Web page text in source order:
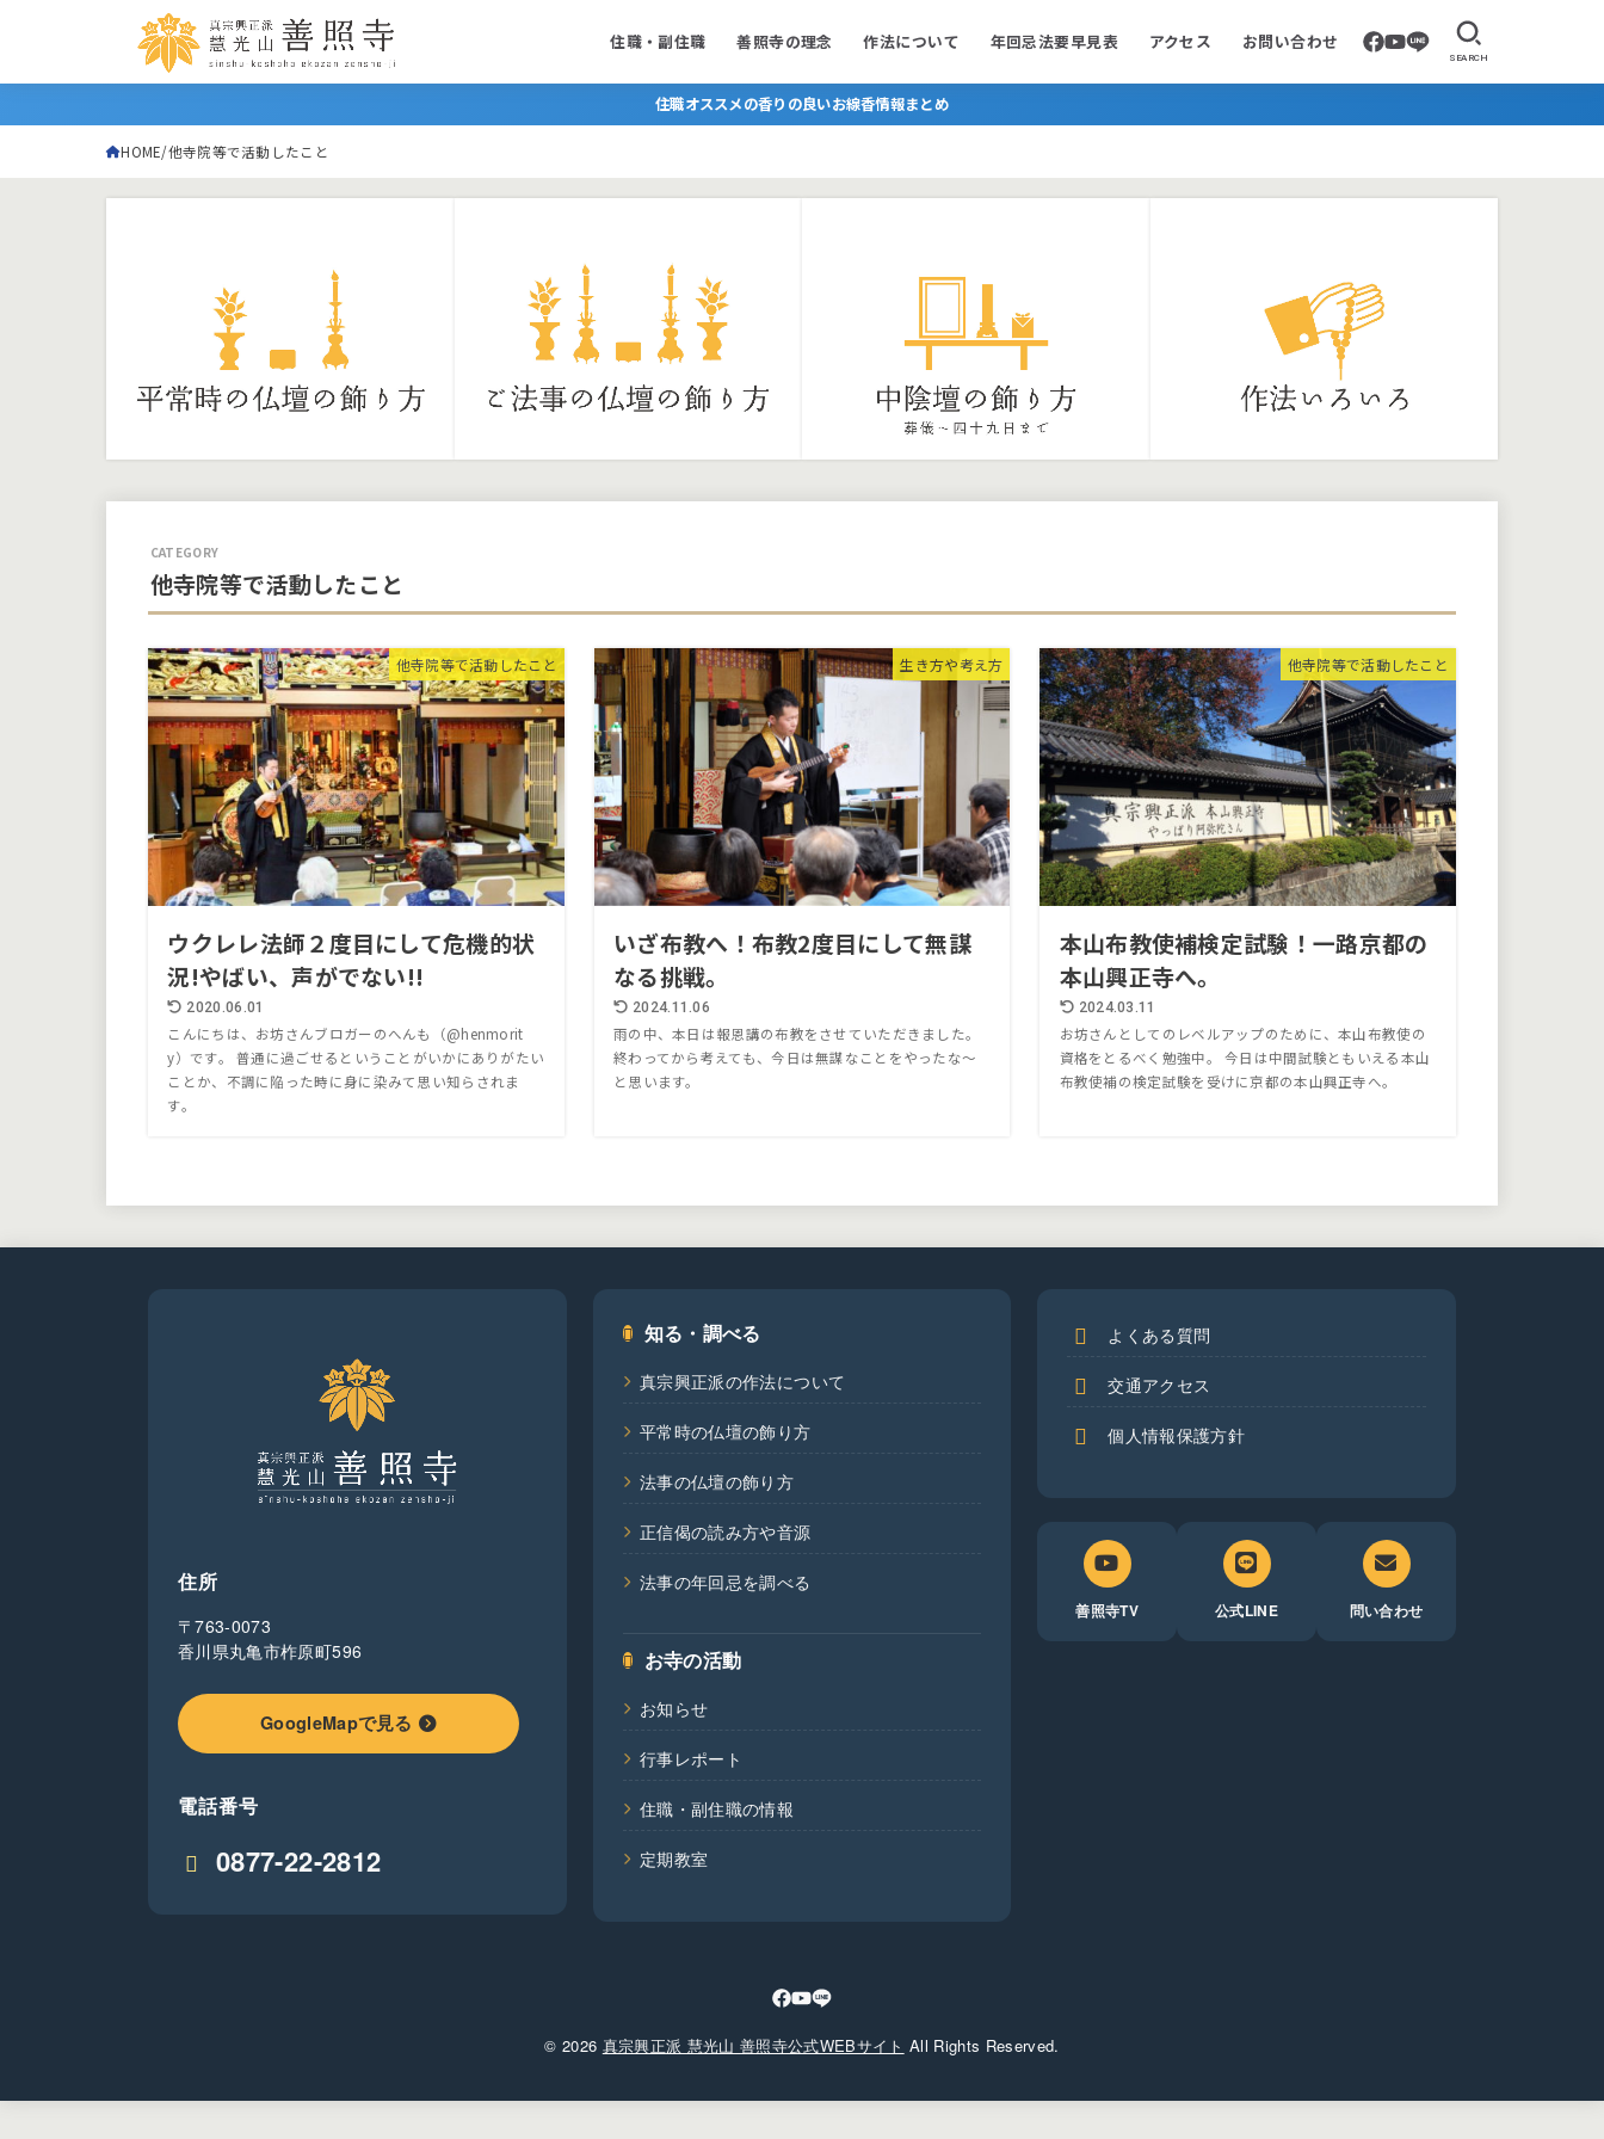
住職・副住職 善照寺の理念 作法について 年回忌法要早見表 アクセス お問い合わせ
SEARCH
住職オススメの香りの良いお線香情報まとめ
HOME 他寺院等で活動したこと
他寺院等で活動したこと
他寺院等で活動したこと
ウクレレ法師２度目にして危機的状
況!やばい、声がでない!!
2020.06.01
こんにちは、お坊さんブロガーのへんも（@henmorit
y）です。 普通に過ごせるということがいかにありがたい
ことか、不調に陥った時に身に染みて思い知らされま
す。
生き方や考え方
いざ布教へ！布教2度目にして無謀
なる挑戦。
2024.11.06
雨の中、本日は報恩講の布教をさせていただきました。
終わってから考えても、今日は無謀なことをやったな〜
と思います。
他寺院等で活動したこと
本山布教使補検定試験！一路京都の
本山興正寺へ。
2024.03.11
お坊さんとしてのレベルアップのために、本山布教使の
資格をとるべく勉強中。 今日は中間試験ともいえる本山
布教使補の検定試験を受けに京都の本山興正寺へ。
住所
〒763-0073
香川県丸亀市柞原町596
GoogleMapで見る
電話番号
0877-22-2812
知る・調べる
真宗興正派の作法について
平常時の仏壇の飾り方
法事の仏壇の飾り方
正信偈の読み方や音源
法事の年回忌を調べる
お寺の活動
お知らせ
行事レポート
住職・副住職の情報
定期教室
よくある質問
交通アクセス
個人情報保護方針
善照寺TV 公式LINE 問い合わせ
© 2026 真宗興正派 慧光山 善照寺公式WEBサイト All Rights Reserved.